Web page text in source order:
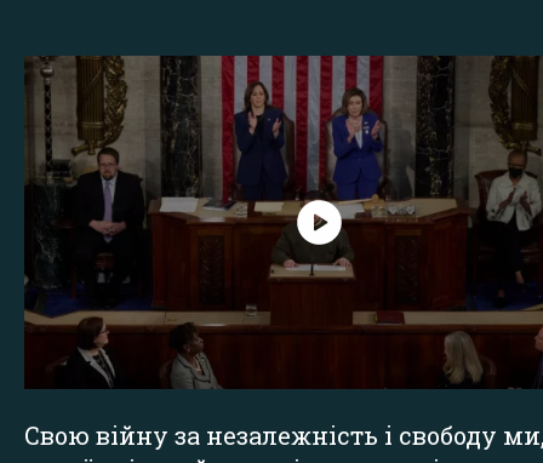
Свою війну за незалежність і свободу